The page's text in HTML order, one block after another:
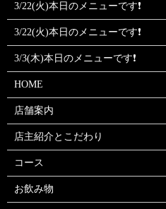
3/22(火)本日のメニューです❗
3/22(火)本日のメニューです❗
3/3(木)本日のメニューです❗
HOME
店舗案内
店主紹介とこだわり
コース
お飲み物